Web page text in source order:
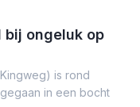
ongeluk op
is rond
in een bocht